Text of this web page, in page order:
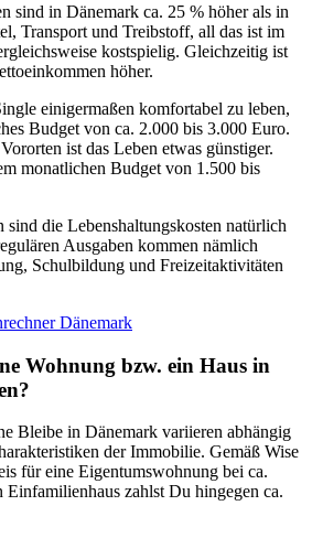
sind in Dänemark ca. 25 % höher als in
Transport und Treibstoff, all das ist im
kostspielig. Gleichzeitig ist
höher.
einigermaßen komfortabel zu leben,
Budget von ca. 2.000 bis 3.000 Euro.
ist das Leben etwas günstiger.
monatlichen Budget von 1.500 bis
die Lebenshaltungskosten natürlich
Ausgaben kommen nämlich
Schulbildung und Freizeitaktivitäten
Dänemark
Wohnung bzw. ein Haus in
Bleibe in Dänemark variieren abhängig
der Immobilie. Gemäß Wise
für eine Eigentumswohnung bei ca.
Einfamilienhaus zahlst Du hingegen ca.